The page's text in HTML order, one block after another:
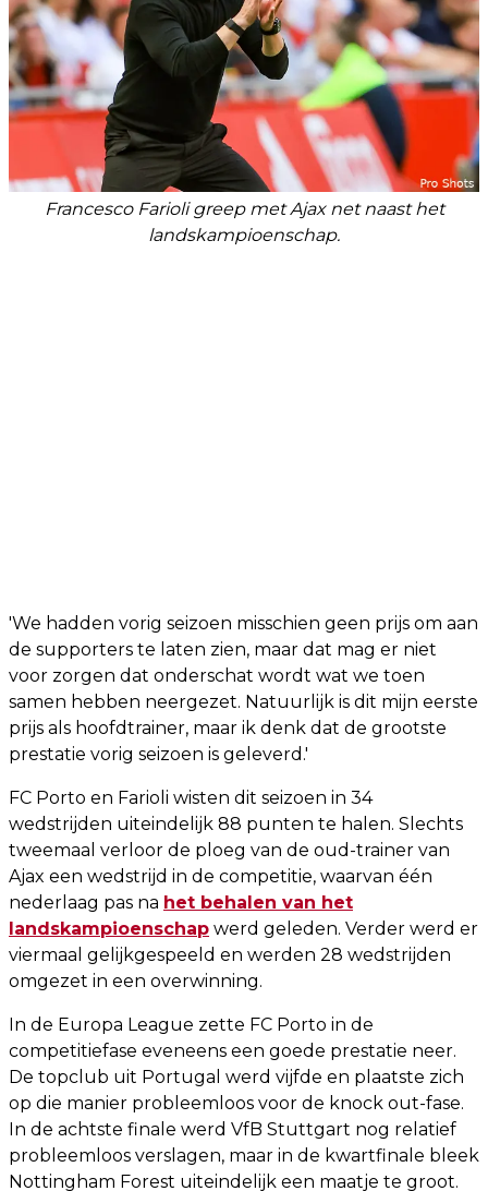
Francesco Farioli greep met Ajax net naast het
landskampioenschap.
'We hadden vorig seizoen misschien geen prijs om aan
de supporters te laten zien, maar dat mag er niet
voor zorgen dat onderschat wordt wat we toen
samen hebben neergezet. Natuurlijk is dit mijn eerste
prijs als hoofdtrainer, maar ik denk dat de grootste
prestatie vorig seizoen is geleverd.'
FC Porto en Farioli wisten dit seizoen in 34
wedstrijden uiteindelijk 88 punten te halen. Slechts
tweemaal verloor de ploeg van de oud-trainer van
Ajax een wedstrijd in de competitie, waarvan één
nederlaag pas na het behalen van het
landskampioenschap werd geleden. Verder werd er
viermaal gelijkgespeeld en werden 28 wedstrijden
omgezet in een overwinning.
In de Europa League zette FC Porto in de
competitiefase eveneens een goede prestatie neer.
De topclub uit Portugal werd vijfde en plaatste zich
op die manier probleemloos voor de knock out-fase.
In de achtste finale werd VfB Stuttgart nog relatief
probleemloos verslagen, maar in de kwartfinale bleek
Nottingham Forest uiteindelijk een maatje te groot.